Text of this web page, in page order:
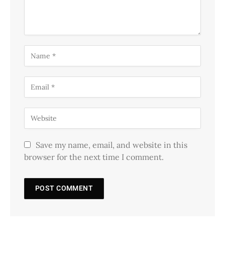
Save my name, email, and website in this
browser for the next time I comment.